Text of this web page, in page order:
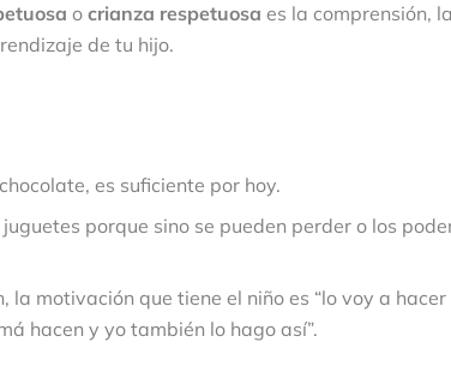
o crianza respetuosa es la comprensión,
de tu hijo.
es suficiente por hoy.
porque sino se pueden perder o los
la motivación que tiene el niño es “lo voy a
hacen y yo también lo hago así”.